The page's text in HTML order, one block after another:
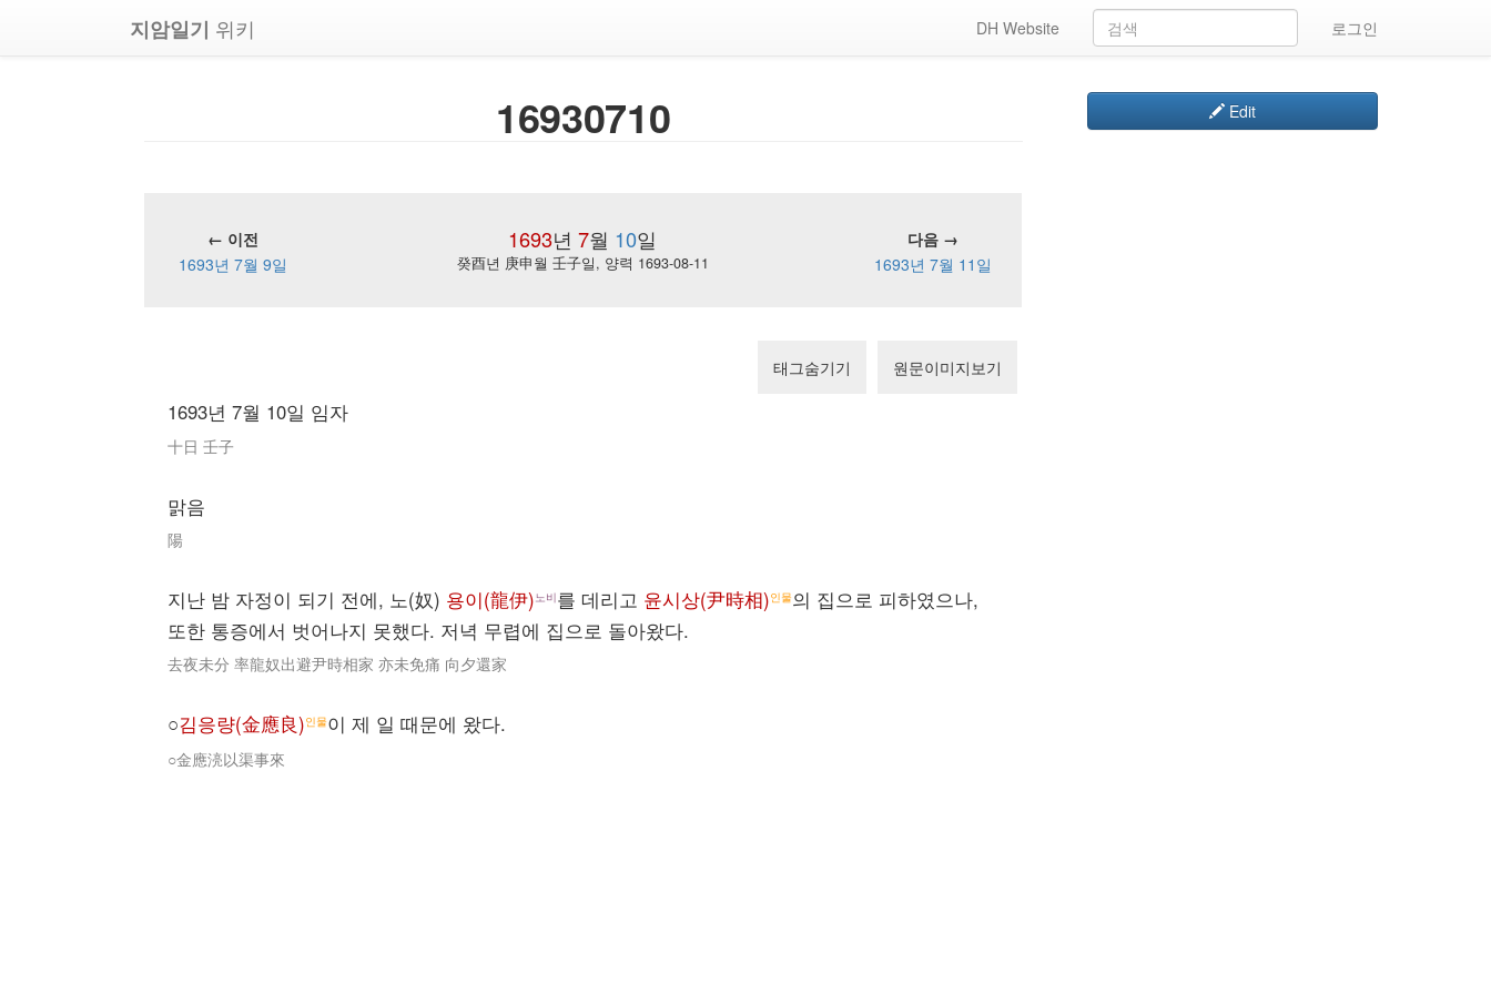
지암일기 위키 로그인
DH Website
16930710
1693년 7월 10일
← 이전
다음 →
1693년 7월 9일
癸酉년 庚申월 壬子일, 양력 1693-08-11 1693년 7월 11일
태그숨기기 원문이미지보기
1693년 7월 10일 임자
十日 壬子
맑음
陽
지난 밤 자정이 되기 전에, 노(奴) 용이(龍伊)노비를 데리고 윤시상(尹時相)인물의 집으로 피하였으나,
또한 통증에서 벗어나지 못했다. 저녁 무렵에 집으로 돌아왔다.
去夜未分 率龍奴出避尹時相家 亦未免痛 向夕還家
○김응량(金應良)인물이 제 일 때문에 왔다.
○金應湸以渠事來
Edit